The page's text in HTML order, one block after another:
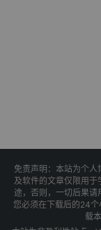
免责声明：本站为个
及软件的文章仅限用
途，否则，一切后果请
您必须在下载后的24
载